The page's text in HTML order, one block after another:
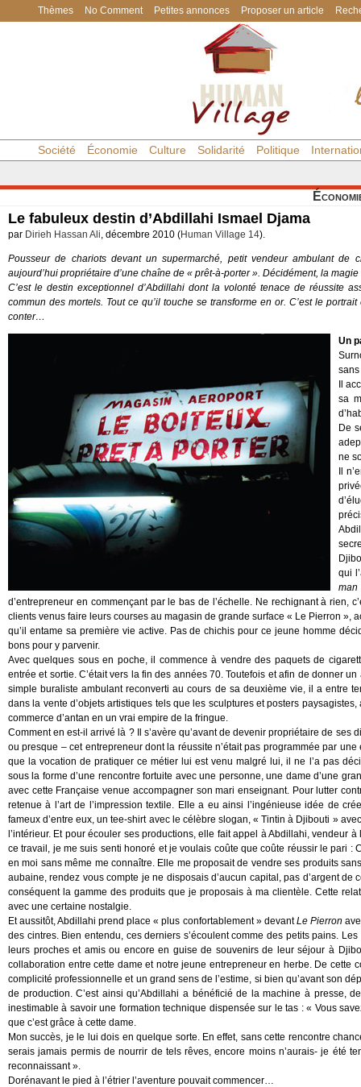
Thèmes No Comment Petites annonces Proposer un article
Société Économie Culture Solidarité Politique
Le fabuleux destin d’Abdillahi Ismael Djama
par Dirieh Hassan Ali, décembre 2010 (Human Village 14).
Pousseur de chariots devant un supermarché, petit vendeur ambulant de
aujourd’hui propriétaire d’une chaîne de « prêt-à-porter ». Décidément, la
C’est le destin exceptionnel d’Abdillahi dont la volonté tenace de réussite
commun des mortels. Tout ce qu’il touche se transforme en or. C’est le
conter…
Un
sans
Il
sa
De
ne
Il
qui
man
d’entrepreneur en commençant par le bas de l’échelle. Ne rechignant à rien,
clients venus faire leurs courses au magasin de grande surface « Le Pierron »,
qu’il entame sa première vie active. Pas de chichis pour ce jeune homme
bons pour y parvenir.
Avec quelques sous en poche, il commence à vendre des paquets de
entrée et sortie. C’était vers la fin des années 70. Toutefois et afin de donner
simple buraliste ambulant reconverti au cours de sa deuxième vie, il a entre
dans la vente d’objets artistiques tels que les sculptures et posters
commerce d’antan en un vrai empire de la fringue.
Comment en est-il arrivé là ? Il s’avère qu’avant de devenir propriétaire de
ou presque – cet entrepreneur dont la réussite n’était pas programmée par
que la vocation de pratiquer ce métier lui est venu malgré lui, il ne l’a pas
sous la forme d’une rencontre fortuite avec une personne, une dame d’une
avec cette Française venue accompagner son mari enseignant. Pour lutter
retenue à l’art de l’impression textile. Elle a eu ainsi l’ingénieuse idée de
fameux d’entre eux, un tee-shirt avec le célèbre slogan, « Tintin à Djibouti »
l’intérieur. Et pour écouler ses productions, elle fait appel à Abdillahi, vendeur
ce travail, je me suis senti honoré et je voulais coûte que coûte réussir le pari :
en moi sans même me connaître. Elle me proposait de vendre ses produits
aubaine, rendez vous compte je ne disposais d’aucun capital, pas d’argent de
conséquent la gamme des produits que je proposais à ma clientèle. Cette
avec une certaine nostalgie.
Et aussitôt, Abdillahi prend place « plus confortablement » devantLe Pierron
des cintres. Bien entendu, ces derniers s’écoulent comme des petits pains.
leurs proches et amis ou encore en guise de souvenirs de leur séjour à
collaboration entre cette dame et notre jeune entrepreneur en herbe. De cette
complicité professionnelle et un grand sens de l’estime, si bien qu’avant son
de production. C’est ainsi qu’Abdillahi a bénéficié de la machine à presse,
inestimable à savoir une formation technique dispensée sur le tas : « Vous
que c’est grâce à cette dame.
Mon succès, je le lui dois en quelque sorte. En effet, sans cette rencontre
serais jamais permis de nourrir de tels rêves, encore moins n’aurais- je été
reconnaissant ».
Dorénavant le pied à l’étrier l’aventure pouvait commencer…